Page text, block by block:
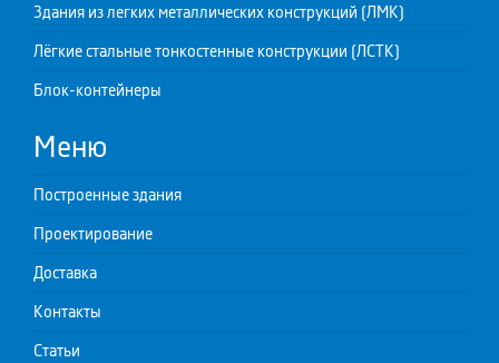
Здания из легких металлических конструкций (ЛМК)
Лёгкие стальные тонкостенные конструкции (ЛСТК)
Блок-контейнеры
Меню
Построенные здания
Проектирование
Доставка
Контакты
Статьи